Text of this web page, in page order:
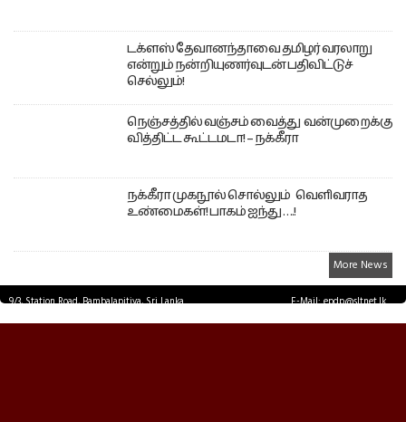
டக்ளஸ் தேவானந்தாவை தமிழர் வரலாறு
என்றும் நன்றியுணர்வுடன் பதிவிட்டுச்
செல்லும்!
நெஞ்சத்தில் வஞ்சம் வைத்து வன்முறைக்கு
வித்திட்ட கூட்டமடா! – நக்கீரா
நக்கீரா முகநூல் சொல்லும் வெளிவராத
உண்மைகள்! பாகம் ஐந்து ….!
More News
9/3, Station Road, Bambalapitiya, Sri Lanka.
E-Mail: epdp@sltnet.lk